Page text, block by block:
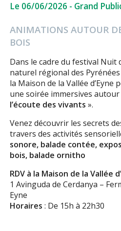
Le 06/06/2026 - Grand
ANIMATIONS AUTOUR
BOIS
Dans le cadre du festival Nuit
naturel régional des
la Maison de la Vallée
une soirée immersives
l’écoute des vivants ».
Venez découvrir les secrets
travers des activités
sonore, balade contée,
bois, balade ornitho
RDV à la Maison de la Vallée
1 Avinguda de Cerdanya –
Eyne
Horaires : De 15h à 22h30